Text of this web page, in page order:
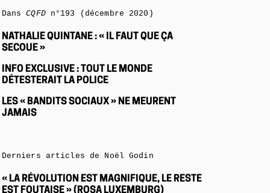
DansCQFDn°193 (décembre 2020)
NATHALIE QUINTANE : « IL FAUT QUE ÇA
SECOUE »
INFO EXCLUSIVE : TOUT LE MONDE
DÉTESTERAIT LA POLICE
LES « BANDITS SOCIAUX » NE MEURENT
JAMAIS
Derniers articles de Noël Godin
« LA RÉVOLUTION EST MAGNIFIQUE, LE RESTE
EST FOUTAISE » (ROSA LUXEMBURG)